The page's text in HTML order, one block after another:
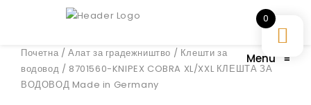
Menu ≡
Почетна /Алат за градежништво / Клешти за
водовод / 8701560-KNIPEX COBRA XL/XXL КЛЕШТА ЗА
ВОДОВОД Made in Germany
0